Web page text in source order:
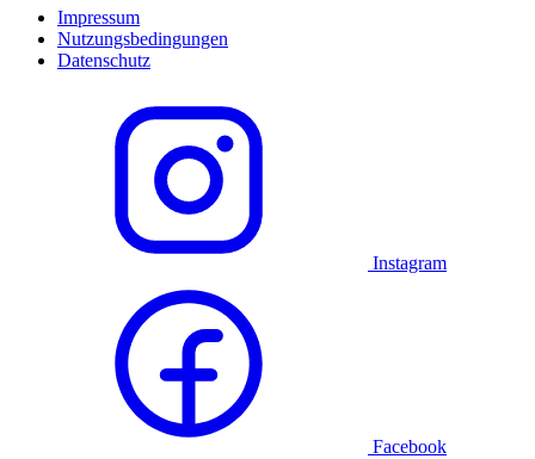
Impressum
Nutzungsbedingungen
Datenschutz
Instagram
Facebook